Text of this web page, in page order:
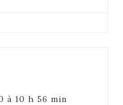
à 10 h 56 min